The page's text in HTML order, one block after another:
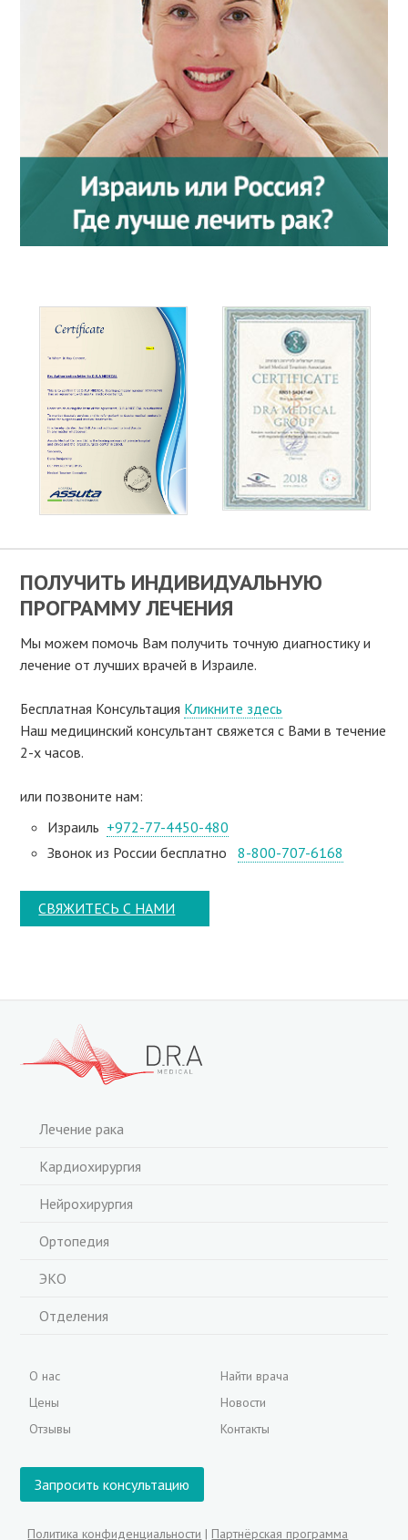
ПОЛУЧИТЬ ИНДИВИДУАЛЬНУЮ
ПРОГРАММУ ЛЕЧЕНИЯ
Мы можем помочь Вам получить точную диагностику и
лечение от лучших врачей в Израиле.
Бесплатная Консультация Кликните здесь
Наш медицинский консультант свяжeтся с Вами в течение
2-х часов.
или позвоните нам:
Израиль +972-77-4450-480
Звонок из России бесплатно8-800-707-6168
СВЯЖИТЕСЬ С НАМИ
Лечение рака
Кардиохирургия
Нейрохирургия
Ортопедия
ЭКО
Отделения
О нас
Цены
Отзывы
Найти врача
Новости
Контакты
Запросить консультацию
Политика конфиденциальности | Партнёрская программа